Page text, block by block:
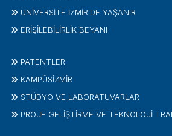
ÜNİVERSİTE İZMİR'DE YAŞANIR
ERİŞİLEBİLİRLİK BEYANI
PATENTLER
KAMPÜSİZMIR
STÜDYO VE LABORATUVARLAR
PROJE GELIŞTIRME VE TEKNOLOJI